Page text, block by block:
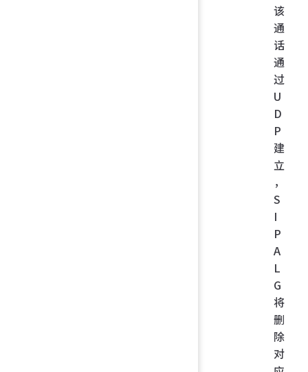
该
通
话
通
过
U
D
P
建
立
，
S
I
P
A
L
G
将
删
除
对